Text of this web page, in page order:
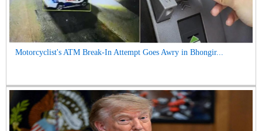
Motorcyclist's ATM Break-In Attempt Goes Awry in Bhongir...